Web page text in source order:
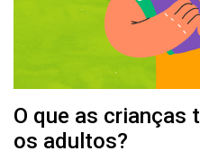
O que as crianças
os adultos?